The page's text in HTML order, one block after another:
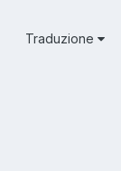
Traduzione